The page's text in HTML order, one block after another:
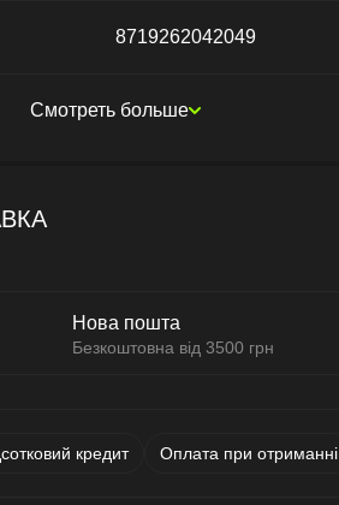
8719262042049
Смотреть больше
Нова пошта
Безкоштовна від 3500 грн
кредит Оплата при отриманні